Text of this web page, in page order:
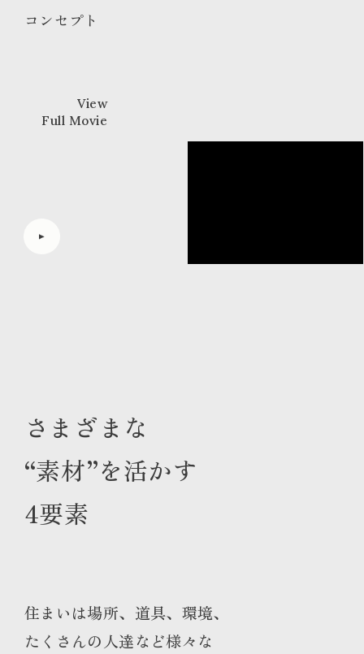
コンセプト
View
Full Movie
さまざまな
“素材”を活かす
4要素
住まいは場所、道具、環境、
たくさんの人達など様々な